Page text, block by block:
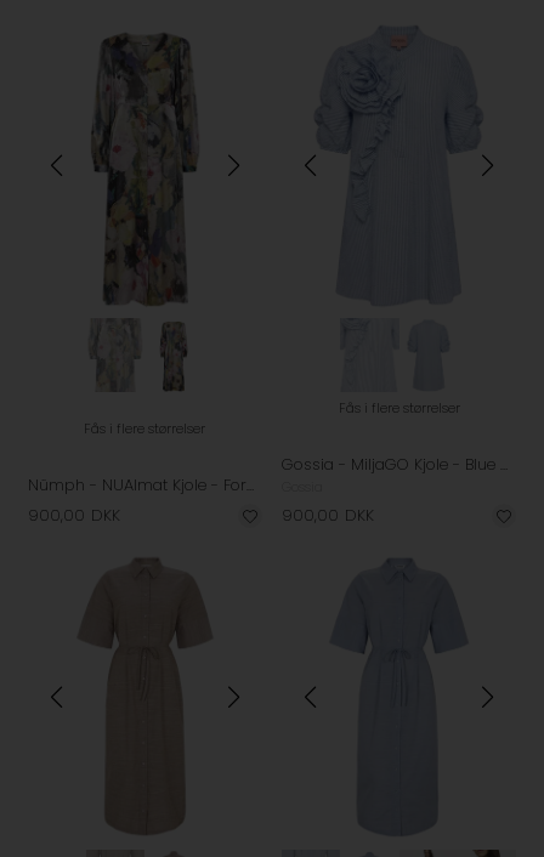
Fås i flere størrelser
Nümph - NUAlmat Kjole - Forest Green
900,00 DKK
Fås i flere størrelser
Gossia - MiljaGO Kjole - Blue Stripes
900,00 DKK